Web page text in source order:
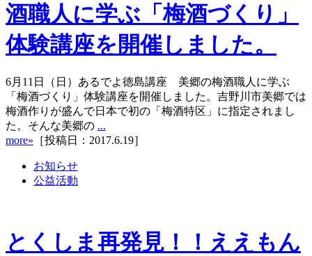
酒職人に学ぶ「梅酒づくり」
体験講座を開催しました。
6月11日（日）あるでよ徳島講座 美郷の梅酒職人に学ぶ
「梅酒づくり」体験講座を開催しました。吉野川市美郷では
梅酒作りが盛んで日本で初の「梅酒特区」に指定されまし
た。そんな美郷の ...
more» ［投稿日：2017.6.19］
お知らせ
公益活動
とくしま再発見！！ええもん